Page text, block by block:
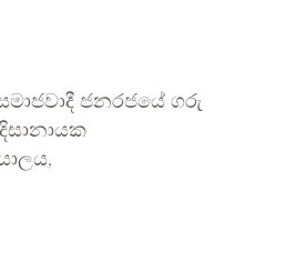
සමාජවාදී ජනරජයේ ගරු